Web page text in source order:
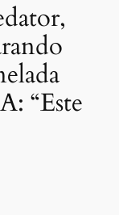
“Este